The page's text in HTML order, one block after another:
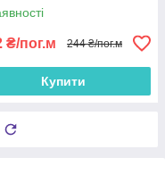
₴/пог.м 244 ₴/пог.м
Купити